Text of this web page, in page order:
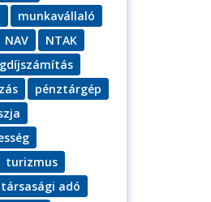
munkavállaló
NAV
NTAK
pénztárgép
turizmus
társasági adó